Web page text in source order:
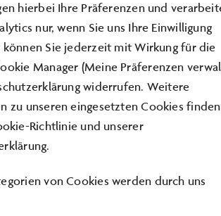
hierbei Ihre Präferenzen und
nur, wenn Sie uns Ihre Einwilligung
können Sie jederzeit mit Wirkung für die
Manager (Meine Präferenzen
widerrufen. Weitere
zu unseren eingesetzten Cookies
Richtlinie und unserer
.
von Cookies werden durch uns